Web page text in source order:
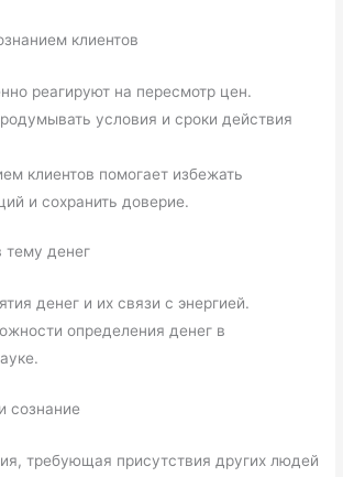
клиентов
реагируют на пересмотр цен.
условия и сроки действия
клиентов помогает избежать
и сохранить доверие.
тему денег
денег и их связи с энергией.
определения денег в
сознание
требующая присутствия других людей